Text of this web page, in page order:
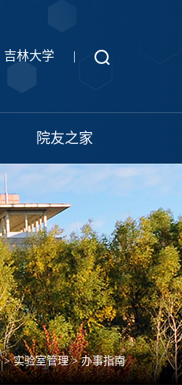
吉林大学 |
院友之家
>实验室管理>办事指南